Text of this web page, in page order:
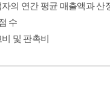
의 연간 평균 매출액과 산
수
및 판촉비